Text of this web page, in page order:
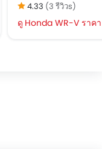
4.33 (3 รีวิวs)
Honda WR-V ราคา